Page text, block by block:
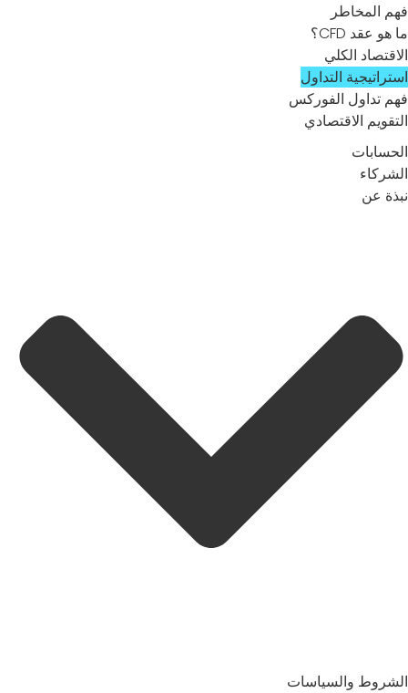
فهم المخاطر
ما هو عقد CFD؟
الاقتصاد الكلي
استراتيجية التداول
فهم تداول الفوركس
التقويم الاقتصادي
الحسابات
الشركاء
نبذة عن
الشروط والسياسات